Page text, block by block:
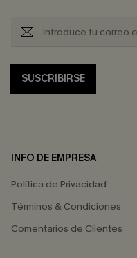
SUSCRIBIRSE
INFO DE EMPRESA
Política de Privacidad
Términos & Condiciones
Comentarios de Clientes